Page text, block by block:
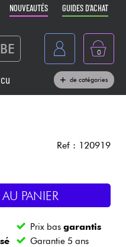
NOUVEAUTÉS GUIDES D'ACHAT
BE 0
de catégories
Ref : 120919
PANIER
Prix bas garantis
Garantie 5 ans